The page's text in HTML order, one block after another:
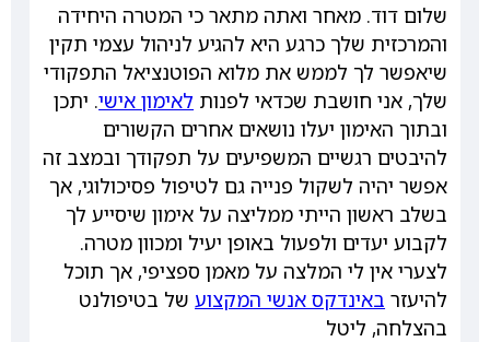
שלום דוד. מאחר ואתה מתאר כי המטרה היחידה
והמרכזית שלך כרגע היא להגיע לניהול עצמי תקין
שיאפשר לך לממש את מלוא הפוטנציאל התפקודי
שלך, אני חושבת שכדאי לפנות לאימון אישי. יתכן
ובתוך האימון יעלו נושאים אחרים הקשורים
להיבטים רגשיים המשפיעים על תפקודך ובמצב זה
אפשר יהיה לשקול פנייה גם לטיפול פסיכולוגי, אך
בשלב ראשון הייתי ממליצה על אימון שיסייע לך
לקבוע יעדים ולפעול באופן יעיל ומכוון מטרה.
לצערי אין לי המלצה על מאמן ספציפי, אך תוכל
להיעזר באינדקס אנשי המקצוע של בטיפולנט
בהצלחה, ליטל